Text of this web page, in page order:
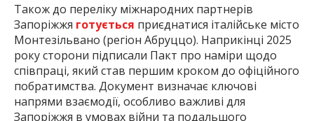
Також до переліку міжнародних партнерів
Запоріжжя готується приєднатися італійське місто
Монтезільвано (регіон Абруццо). Наприкінці 2025
року сторони підписали Пакт про наміри щодо
співпраці, який став першим кроком до офіційного
побратимства. Документ визначає ключові
напрями взаємодії, особливо важливі для
Запоріжжя в умовах війни та подальшого